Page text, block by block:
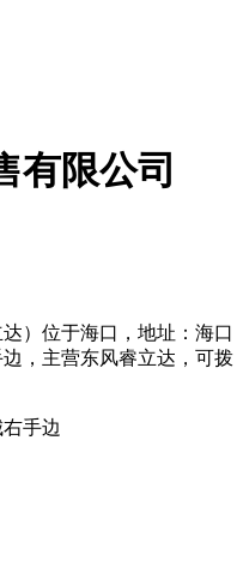
有限公司
）位于海口，地址：海口
，主营东风睿立达，可拨
手边